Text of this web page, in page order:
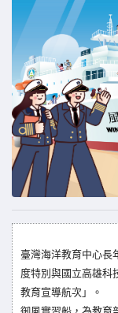
臺灣海洋教育中心長
度特別與國立高雄科
教育宣導航次」。